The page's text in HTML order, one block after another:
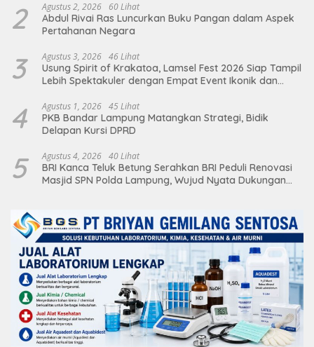
2 Agustus 2, 2026 60 Lihat
Abdul Rivai Ras Luncurkan Buku Pangan dalam Aspek
Pertahanan Negara
3 Agustus 3, 2026 46 Lihat
Usung Spirit of Krakatoa, Lamsel Fest 2026 Siap Tampil
Lebih Spektakuler dengan Empat Event Ikonik dan
4 Agustus 1, 2026 45 Lihat
PKB Bandar Lampung Matangkan Strategi, Bidik
Delapan Kursi DPRD
5 Agustus 4, 2026 40 Lihat
BRI Kanca Teluk Betung Serahkan BRI Peduli Renovasi
Masjid SPN Polda Lampung, Wujud Nyata Dukungan